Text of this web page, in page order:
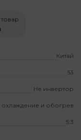
товар
Китай
53
Не инвертор
охлаждение и обогрев
5.3